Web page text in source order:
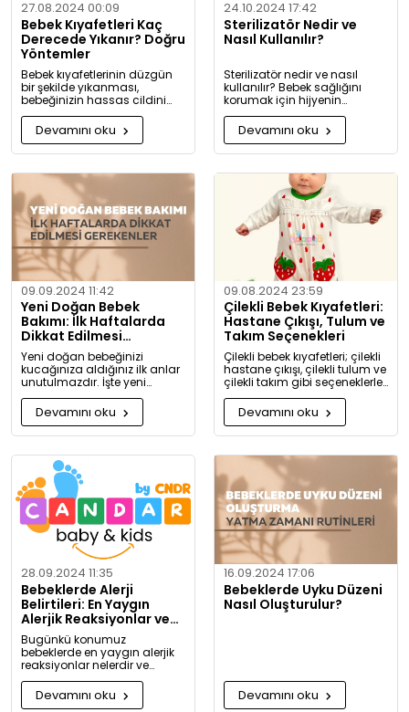
27.08.2024 00:09
Bebek Kıyafetleri Kaç
Derecede Yıkanır? Doğru
Yöntemler
Bebek kıyafetlerinin düzgün
bir şekilde yıkanması,
bebeğinizin hassas cildini
korumak için oldukça
önemlidir. Bu rehberde, bebek
giysilerinizi nasıl ve hangi
koşullarda yıkamanız
bilgiler bulacaksınız.
Devamını oku
24.10.2024 17:42
Sterilizatör Nedir ve
Nasıl Kullanılır?
Sterilizatör nedir ve nasıl
kullanılır? Bebek sağlığını
korumak için hijyenin
önemini keşfedin. Buharlı ve
UV sterilizatörlerle mikroplara
karşı tam koruma!
Devamını oku
09.09.2024 11:42
Yeni Doğan Bebek
Bakımı: İlk Haftalarda
Dikkat Edilmesi
Gerekenler
Yeni doğan bebeğinizi
kucağınıza aldığınız ilk anlar
unutulmazdır. İşte yeni
doğan bebek bakımında
dikkat etmeniz gerekenler:
Devamını oku
09.08.2024 23:59
Çilekli Bebek Kıyafetleri:
Hastane Çıkışı, Tulum ve
Takım Seçenekleri
Çilekli bebek kıyafetleri; çilekli
hastane çıkışı, çilekli tulum ve
çilekli takım gibi seçeneklerle
bebeğinize tatlılık katıyor. Kız
ve erkek bebekler için özel
tasarlanmış, organik
pamuktan üretilmiş şık ve
Devamını oku
28.09.2024 11:35
Bebeklerde Alerji
Belirtileri: En Yaygın
Alerjik Reaksiyonlar ve
Önlemleri
Bugünkü konumuz
bebeklerde en yaygın alerjik
reaksiyonlar nelerdir ve
alerjiye karşı nasıl önlem
alınabilir? Artık alerjiye karşı
daha bilgili olacaksınız!
Devamını oku
16.09.2024 17:06
Bebeklerde Uyku Düzeni
Nasıl Oluşturulur?
Devamını oku